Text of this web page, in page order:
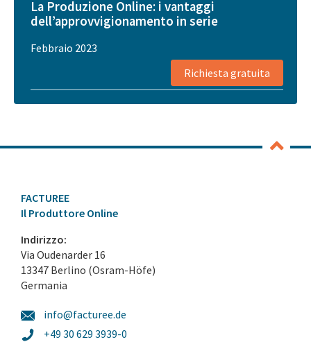
La Produzione Online: i vantaggi
dell’approvvigionamento in serie
Febbraio 2023
Richiesta gratuita
FACTUREE
Il Produttore Online
Indirizzo:
Via Oudenarder 16
13347 Berlino (Osram-Höfe)
Germania
info@facturee.de
+49 30 629 3939-0